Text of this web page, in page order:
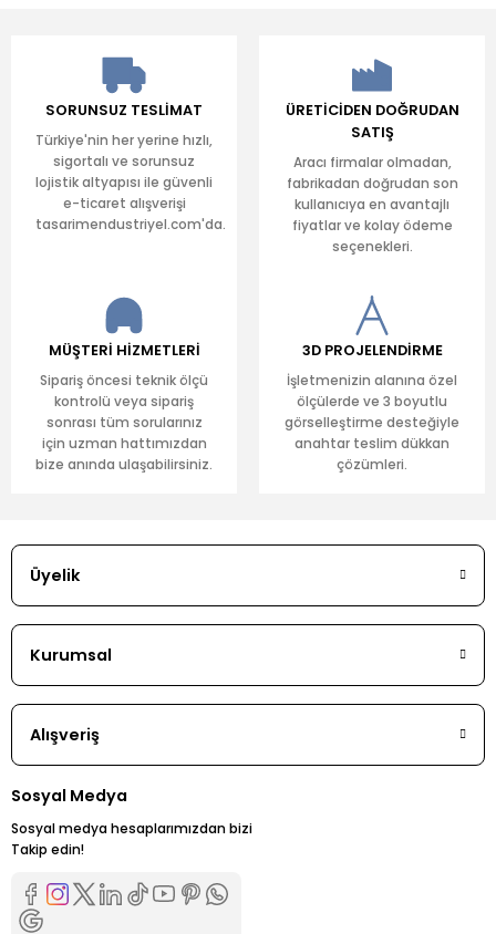
SORUNSUZ TESLİMAT
Türkiye'nin her yerine hızlı,
sigortalı ve sorunsuz
lojistik altyapısı ile güvenli
e-ticaret alışverişi
tasarimendustriyel.com'da.
ÜRETİCİDEN DOĞRUDAN
SATIŞ
Aracı firmalar olmadan,
fabrikadan doğrudan son
kullanıcıya en avantajlı
fiyatlar ve kolay ödeme
seçenekleri.
MÜŞTERİ HİZMETLERİ
Sipariş öncesi teknik ölçü
kontrolü veya sipariş
sonrası tüm sorularınız
için uzman hattımızdan
bize anında ulaşabilirsiniz.
3D PROJELENDİRME
İşletmenizin alanına özel
ölçülerde ve 3 boyutlu
görselleştirme desteğiyle
anahtar teslim dükkan
çözümleri.
Üyelik
Kurumsal
Alışveriş
Sosyal Medya
Sosyal medya hesaplarımızdan bizi
Takip edin!